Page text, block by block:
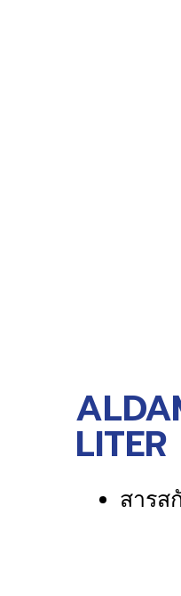
LITER
สารส